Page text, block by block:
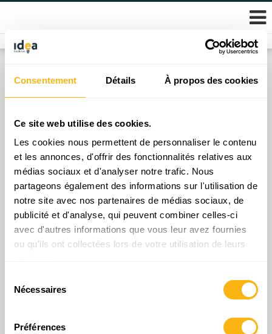
Consentement Détails À propos des cookies
Ce site web utilise des cookies.
Les cookies nous permettent de personnaliser le contenu
et les annonces, d'offrir des fonctionnalités relatives aux
médias sociaux et d'analyser notre trafic. Nous
partageons également des informations sur l'utilisation de
notre site avec nos partenaires de médias sociaux, de
publicité et d'analyse, qui peuvent combiner celles-ci
avec d'autres informations que vous leur avez fournies
ou qu'ils ont collectées lors de votre utilisation de leurs
Nécessaires
Préférences
Skip
content
Étiquette : taux d’intérêt
Pour (r)ouvrir le débat
Publié le12.10.2023parMichel - Edouard Ruben
La démocratie de propriétaires est en grand danger
Publié le 11.10.2023 Michel - Edouard Ruben